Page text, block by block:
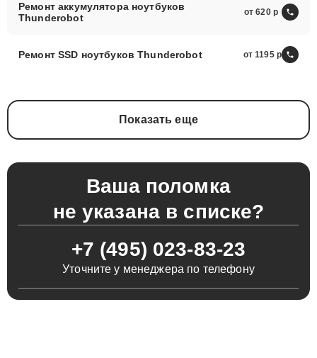
Ремонт аккумулятора ноутбуков
Thunderobot
от 620
Ремонт SSD ноутбуков Thunderobot от 1195
Показать еще
Ваша поломка
не указана в списке?
+7 (495) 023-83-23
Уточните у менеджера по телефону